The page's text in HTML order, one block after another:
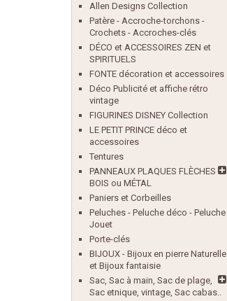
Allen Designs Collection
Patère - Accroche-torchons -
Crochets - Accroches-clés
DÉCO et ACCESSOIRES ZEN et
SPIRITUELS
FONTE décoration et accessoires
Déco Publicité et affiche rétro
vintage
FIGURINES DISNEY Collection
LE PETIT PRINCE déco et
accessoires
Tentures
PANNEAUX PLAQUES FLÈCHES
BOIS ou MÉTAL
Paniers et Corbeilles
Peluches - Peluche déco - Peluche
Jouet
Porte-clés
BIJOUX - Bijoux en pierre Naturelle
et Bijoux fantaisie
Sac, Sac à main, Sac de plage,
Sac etnique, vintage, Sac cabas..